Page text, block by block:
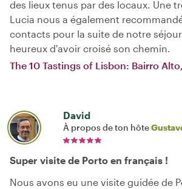
des lieux tenus par des locaux. Une
Lucia nous a également
contacts pour la suite de notre
heureux d'avoir croisé son chemin.
The 10 Tastings of Lisbon: Bairro
David
À propos de ton hôte
Super visite de Porto en français !
Nous avons eu une visite guidée de